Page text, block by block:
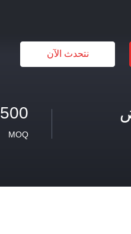
نتحدث الآن
500 قطعة
MOQ